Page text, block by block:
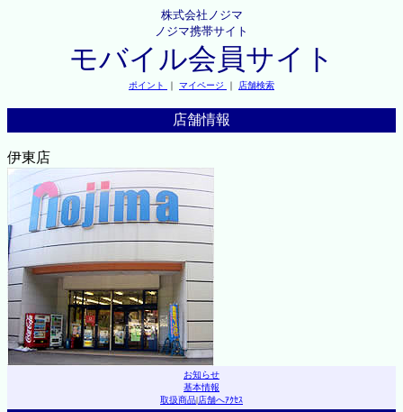
株式会社ノジマ
ノジマ携帯サイト
モバイル会員サイト
ポイント ｜ マイページ ｜ 店舗検索
店舗情報
伊東店
お知らせ
基本情報
取扱商品|店舗へｱｸｾｽ